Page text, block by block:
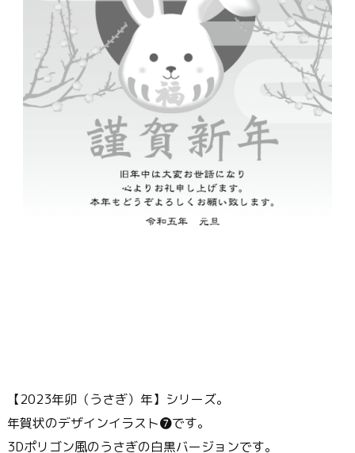
【2023年卯（うさぎ）年】シリーズ。
年賀状のデザインイラスト❼です。
3Dポリゴン風のうさぎの白黒バージョンです。